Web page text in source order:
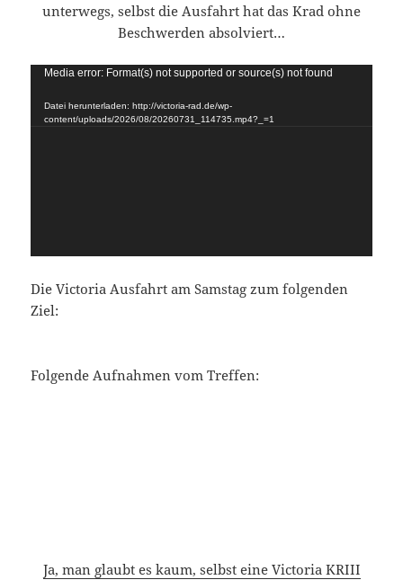
unterwegs, selbst die Ausfahrt hat das Krad ohne
Beschwerden absolviert…
Video-
Media error: Format(s) not supported or source(s) not found
Datei herunterladen: http://victoria-rad.de/wp-
content/uploads/2026/08/20260731_114735.mp4?_=1
Die Victoria Ausfahrt am Samstag zum folgenden
Ziel:
Folgende Aufnahmen vom Treffen:
Ja, man glaubt es kaum, selbst eine Victoria KRIII